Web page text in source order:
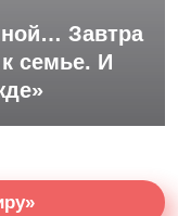
Завтра
семье. И